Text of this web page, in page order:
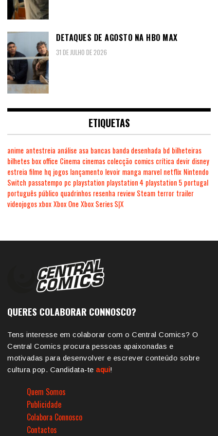
DETAQUES DE AGOSTO NA HBO MAX
31 DE JULHO DE 2026
ETIQUETAS
anime antestreia análise asa bancas banda desenhada bd bilheteiras
bilhetes box office Cinema cinemas colecção comics crítica devir disney
estreia filme hq jogos lançamento levoir manga marvel netflix Nintendo
Switch passatempo pc playstation playstation 4 playstation 5 portugal
português público quadrinhos resenha review Steam terror trailer
videojogosxboxXbox One Xbox Series S|X
QUERES COLABORAR CONNOSCO?
Tens interesse em colaborar com o Central Comics? O
Central Comics procura pessoas apaixonadas e
motivadas para desenvolver e escrever conteúdo sobre
cultura pop. Candidata-te aqui!
Quem Somos
Publicidade
Colabora Connosco
Contactos